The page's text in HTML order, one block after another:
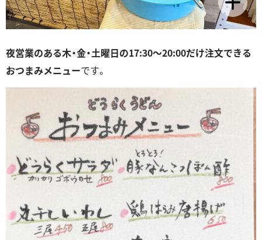
夜営業のある木・金・土曜日の17:30～20:00だけ注文できる
おつまみメニューです。